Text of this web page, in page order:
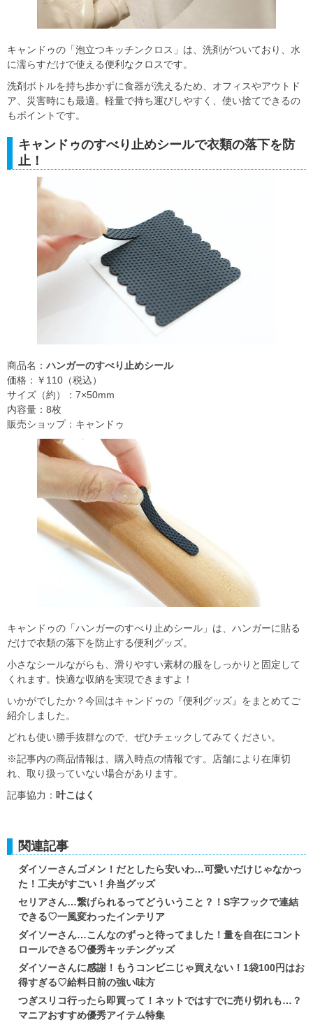
キャンドゥの「泡立つキッチンクロス」は、洗剤がついており、水
に濡らすだけで使える便利なクロスです。
洗剤ボトルを持ち歩かずに食器が洗えるため、オフィスやアウトド
ア、災害時にも最適。軽量で持ち運びしやすく、使い捨てできるの
もポイントです。
キャンドゥのすべり止めシールで衣類の落下を防
止！
商品名： ハンガーのすべり止めシール
価格：￥110（税込）
サイズ（約）：7×50mm
内容量：8枚
販売ショップ：キャンドゥ
キャンドゥの「ハンガーのすべり止めシール」は、ハンガーに貼る
だけで衣類の落下を防止する便利グッズ。
小さなシールながらも、滑りやすい素材の服をしっかりと固定して
くれます。快適な収納を実現できますよ！
いかがでしたか？今回はキャンドゥの『便利グッズ』をまとめてご
紹介しました。
どれも使い勝手抜群なので、ぜひチェックしてみてください。
※記事内の商品情報は、購入時点の情報です。店舗により在庫切
れ、取り扱っていない場合があります。
記事協力： 叶こはく
関連記事
ダイソーさんゴメン！だとしたら安いわ…可愛いだけじゃなかっ
た！工夫がすごい！弁当グッズ
セリアさん…繋げられるってどういうこと？！S字フックで連結
できる♡一風変わったインテリア
ダイソーさん…こんなのずっと待ってました！量を自在にコント
ロールできる♡優秀キッチングッズ
ダイソーさんに感謝！もうコンビニじゃ買えない！1袋100円はお
得すぎる♡給料日前の強い味方
つぎスリコ行ったら即買って！ネットではすでに売り切れも…？
マニアおすすめ優秀アイテム特集